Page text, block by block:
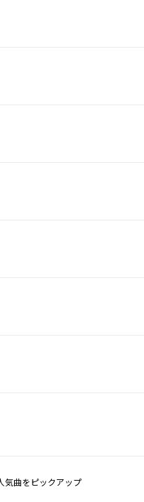
気曲をピックアップ